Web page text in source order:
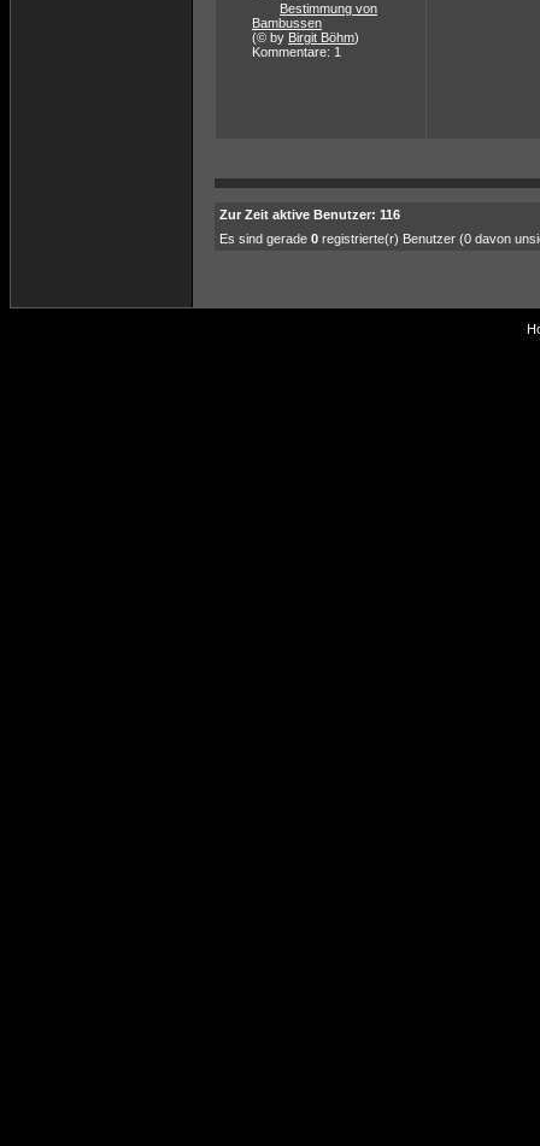
Bestimmung von
Bambussen
(© by Birgit Böhm)
Kommentare: 1
Zur Zeit aktive Benutzer: 116
Es sind gerade 0 registrierte(r) Benutzer (0 davon